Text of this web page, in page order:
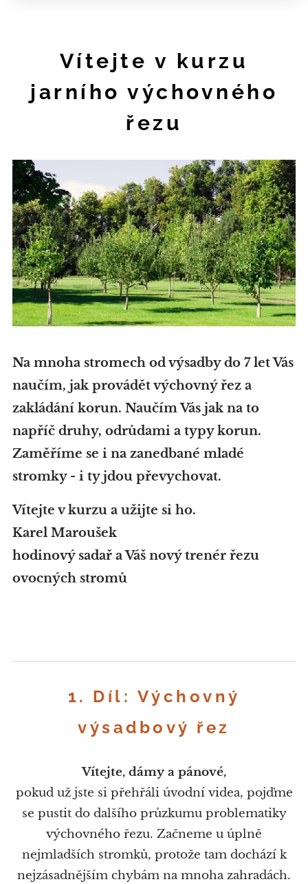
Vítejte v kurzu
jarního výchovného
řezu
Na mnoha stromech od výsadby do 7 let Vás
naučím, jak provádět výchovný řez a
zakládání korun. Naučím Vás jak na to
napříč druhy, odrůdami a typy korun.
Zaměříme se i na zanedbané mladé
stromky - i ty jdou převychovat.
Vítejte v kurzu a užijte si ho.
Karel Maroušek
hodinový sadař a Váš nový trenér řezu
ovocných stromů
1. Díl: Výchovný
výsadbový řez
Vítejte, dámy a pánové,
pokud už jste si přehřáli úvodní videa, pojďme
se pustit do dalšího průzkumu problematiky
výchovného řezu. Začneme u úplně
nejmladších stromků, protože tam dochází k
nejzásadnějším chybám na mnoha zahradách.